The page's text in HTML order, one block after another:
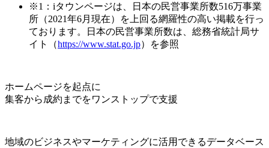
※1：iタウンページは、日本の民営事業所数516万事業
所（2021年6月現在）を上回る網羅性の高い掲載を行っ
ております。日本の民営事業所数は、総務省統計局サ
イト（https://www.stat.go.jp）を参照
ホームページを起点に
集客から成約までをワンストップで支援
地域のビジネスやマーケティングに活用できるデータベース